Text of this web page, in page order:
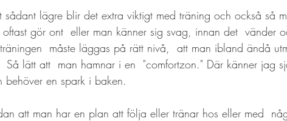
sådant lägre blir det extra viktigt med träning och också så
oftast gör ont  eller man känner sig svag, innan det  vänder
måste läggas på rätt nivå,  att man ibland ändå
Så lätt att  man hamnar i en  "comfortzon." Där känner jag
behöver en spark i baken.
att man har en plan att följa eller tränar hos eller med